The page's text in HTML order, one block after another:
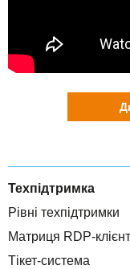
Техпідтримка
Рівні техпідтримки
Матриця RDP-
Тікет-система